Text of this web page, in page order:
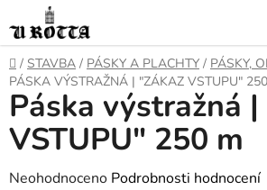
na
obsah
DOMŮ
/ STAVBA / PÁSKY A PLACHTY / PÁSKY,
PÁSKA VÝSTRAŽNÁ | "ZÁKAZ VSTUPU"
Páska výstražná
VSTUPU" 250 m
Průměrné
Neohodnoceno Podrobnosti hodnocení